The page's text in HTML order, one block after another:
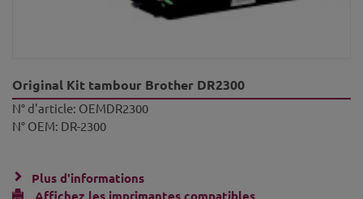
Original Kit tambour Brother DR2300
N° d'article: OEMDR2300
N° OEM: DR-2300
Plus d'informations
Affichez les imprimantes compatibles